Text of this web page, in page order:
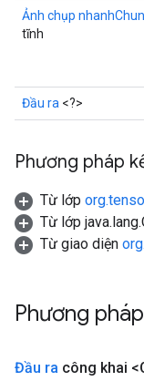
Ảnh chụp
tĩnh
Đầu ra <?>
Phương pháp
Từ lớp
Từ lớp
Từ giao diện
Phương
Đầu ra công khai